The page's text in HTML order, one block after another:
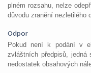
plném rozsahu, nelze
důvodu zranění nezletilého
Odpor
Pokud není k podání v
zvláštních předpisů,
nedostatek obsahových